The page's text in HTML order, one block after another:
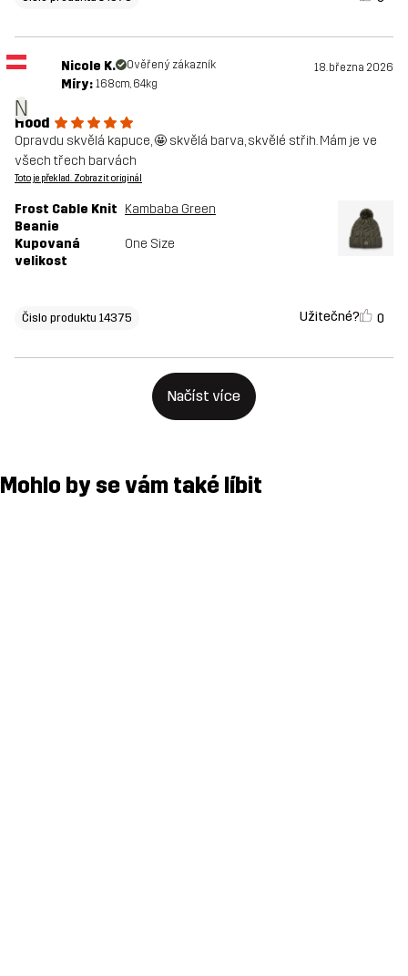
N
Nicole K. Ověřený zákazník 18. března 2026
Míry: 168cm, 64kg
Hood
Opravdu skvělá kapuce, 🤩 skvělá barva, skvělé střih. Mám je ve
všech třech barvách
Toto je překlad. Zobrazit originál
Frost Cable Knit
Beanie
Kambaba Green
Kupovaná
velikost
One Size
Čislo produktu 14375 Užitečné? 0
Načíst více
Mohlo by se vám také líbit